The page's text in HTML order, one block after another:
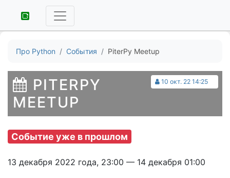
Про Python События PiterPy Meetup
10 окт. 22 14:25
PITERPY
MEETUP
Событие уже в прошлом
13 декабря 2022 года, 23:00 — 14 декабря 01:00